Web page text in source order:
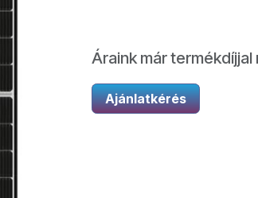
Áraink már
Ajánlatkérés